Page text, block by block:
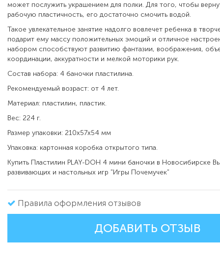
может послужить украшением для полки. Для того, чтобы
рабочую пластичность, его достаточно смочить водой.
Такое увлекательное занятие надолго вовлечет ребенка в
подарит ему массу положительных эмоций и отличное
набором способствуют развитию фантазии, воображения,
координации, аккуратности и мелкой моторики рук.
Состав набора: 4 баночки пластилина.
Рекомендуемый возраст: от 4 лет.
Материал: пластилин, пластик.
Вес: 224 г.
Размер упаковки: 210х57х54 мм
Упаковка: картонная коробка открытого типа.
Купить Пластилин PLAY-DOH 4 мини баночки в Новосибирске
развивающих и настольных игр "Игры Почемучек"
Правила оформления отзывов
ДОБАВИТЬ ОТЗЫВ